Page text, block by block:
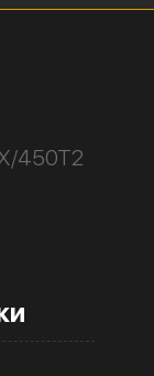
450Т2